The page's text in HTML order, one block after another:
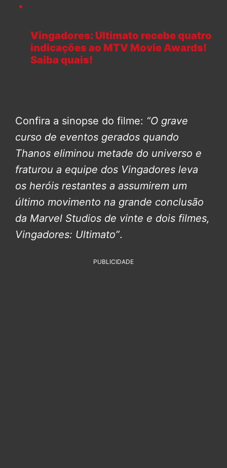
Vingadores: Ultimato recebe quatro
indicações ao MTV Movie Awards!
Saiba quais!
Confira a sinopse do filme: “O grave
curso de eventos gerados quando
Thanos eliminou metade do universo e
fraturou a equipe dos Vingadores leva
os heróis restantes a assumirem um
último movimento na grande conclusão
da Marvel Studios de vinte e dois filmes,
Vingadores: Ultimato”.
PUBLICIDADE